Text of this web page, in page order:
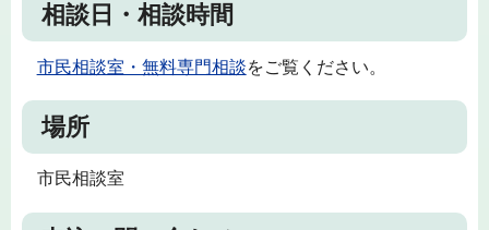
相談日・相談時間
市民相談室・無料専門相談をご覧ください。
場所
市民相談室